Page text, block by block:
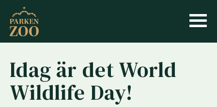
Idag är det World
Wildlife Day!